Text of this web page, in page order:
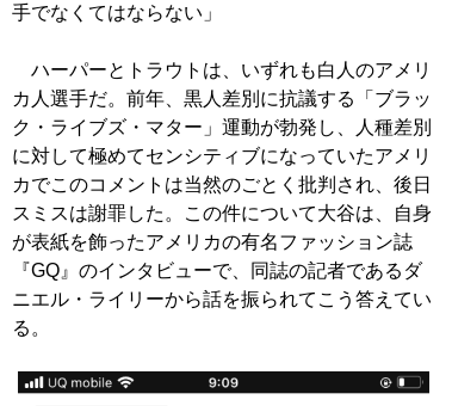
手でなくてはならない」
ハーパーとトラウトは、いずれも白人のアメリ
カ人選手だ。前年、黒人差別に抗議する「ブラッ
ク・ライブズ・マター」運動が勃発し、人種差別
に対して極めてセンシティブになっていたアメリ
カでこのコメントは当然のごとく批判され、後日
スミスは謝罪した。この件について大谷は、自身
が表紙を飾ったアメリカの有名ファッション誌
『GQ』のインタビューで、同誌の記者であるダ
ニエル・ライリーから話を振られてこう答えてい
る。